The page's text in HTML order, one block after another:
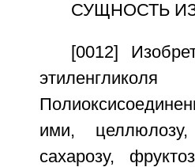
СУЩНОСТЬ
[0012]
ими,
сахарозу,